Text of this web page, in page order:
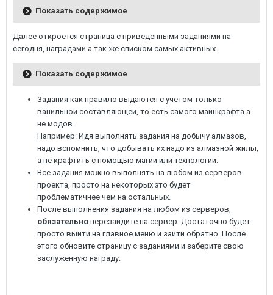
Показать содержимое
Далее откроется страница с приведенными заданиями на
сегодня, наградами а так же списком самых активных.
Показать содержимое
Задания как правило выдаются с учетом только
ванильной составляющей, то есть самого майнкрафта а
не модов.
Например: Идя выполнять задания на добычу алмазов,
надо вспомнить, что добывать их надо из алмазной жилы,
а не крафтить с помощью магии или технологий.
Все задания можно выполнять на любом из серверов
проекта, просто на некоторых это будет
проблематичнее чем на остальных.
После выполнения задания на любом из серверов,
обязательно перезайдите на сервер. Достаточно будет
просто выйти на главное меню и зайти обратно. После
этого обновите страницу с заданиями и заберите свою
заслуженную награду.